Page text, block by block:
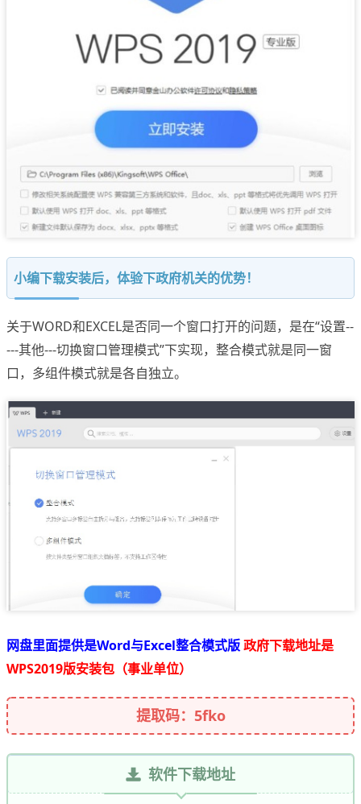
小编下载安装后，体验下政府机关的优势！
关于WORD和EXCEL是否同一个窗口打开的问题，是在“设置--
---其他---切换窗口管理模式”下实现，整合模式就是同一窗
口，多组件模式就是各自独立。
网盘里面提供是Word与Excel整合模式版政府下载地址是
WPS2019版安装包（事业单位）
提取码：5fko
软件下载地址